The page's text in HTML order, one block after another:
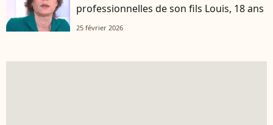
professionnelles de son fils Louis, 18 ans
25 février 2026